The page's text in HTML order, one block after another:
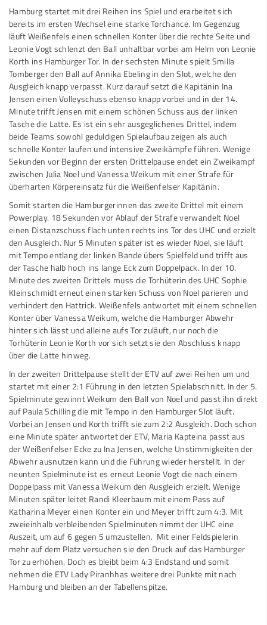
Hamburg startet mit drei Reihen ins Spiel und erarbeitet sich
bereits im ersten Wechsel eine starke Torchance. Im Gegenzug
läuft Weißenfels einen schnellen Konter über die rechte Seite und
Leonie Vogt schlenzt den Ball unhaltbar vorbei am Helm von Leonie
Korth ins Hamburger Tor. In der sechsten Minute spielt Smilla
Tomberger den Ball auf Annika Ebeling in den Slot, welche den
Ausgleich knapp verpasst. Kurz darauf setzt die Kapitänin Ina
Jensen einen Volleyschuss ebenso knapp vorbei und in der 14.
Minute trifft Jensen mit einem schönen Schuss aus der linken
Tasche die Latte. Es ist ein sehr ausgeglichenes Drittel, indem
beide Teams sowohl geduldigen Spielaufbau zeigen als auch
schnelle Konter laufen und intensive Zweikämpfe führen. Wenige
Sekunden vor Beginn der ersten Drittelpause endet ein Zweikampf
zwischen Julia Noel und Vanessa Weikum mit einer Strafe für
überharten Körpereinsatz für die Weißenfelser Kapitänin.
Somit starten die Hamburgerinnen das zweite Drittel mit einem
Powerplay. 18 Sekunden vor Ablauf der Strafe verwandelt Noel
einen Distanzschuss flach unten rechts ins Tor des UHC und erzielt
den Ausgleich. Nur 5 Minuten später ist es wieder Noel, sie läuft
mit Tempo entlang der linken Bande übers Spielfeld und trifft aus
der Tasche halb hoch ins lange Eck zum Doppelpack. In der 10.
Minute des zweiten Drittels muss die Torhüterin des UHC Sophie
Kleinschmidt erneut einen starken Schuss von Noel parieren und
verhindert den Hattrick. Weißenfels antwortet mit einem schnellen
Konter über Vanessa Weikum, welche die Hamburger Abwehr
hinter sich lässt und alleine aufs Tor zuläuft, nur noch die
Torhüterin Leonie Korth vor sich setzt sie den Abschluss knapp
über die Latte hinweg.
In der zweiten Drittelpause stellt der ETV auf zwei Reihen um und
startet mit einer 2:1 Führung in den letzten Spielabschnitt. In der 5.
Spielminute gewinnt Weikum den Ball von Noel und passt ihn direkt
auf Paula Schilling die mit Tempo in den Hamburger Slot läuft.
Vorbei an Jensen und Korth trifft sie zum 2:2 Ausgleich. Doch schon
eine Minute später antwortet der ETV, Maria Kapteina passt aus
der Weißenfelser Ecke zu Ina Jensen, welche Unstimmigkeiten der
Abwehr ausnutzen kann und die Führung wieder herstellt. In der
neunten Spielminute ist es erneut Leonie Vogt die nach einem
Doppelpass mit Vanessa Weikum den Ausgleich erzielt. Wenige
Minuten später leitet Randi Kleerbaum mit einem Pass auf
Katharina Meyer einen Konter ein und Meyer trifft zum 4:3. Mit
zweieinhalb verbleibenden Spielminuten nimmt der UHC eine
Auszeit, um auf 6 gegen 5 umzustellen. Mit einer Feldspielerin
mehr auf dem Platz versuchen sie den Druck auf das Hamburger
Tor zu erhöhen. Doch es bleibt beim 4:3 Endstand und somit
nehmen die ETV Lady Piranhhas weitere drei Punkte mit nach
Hamburg und bleiben an der Tabellenspitze.